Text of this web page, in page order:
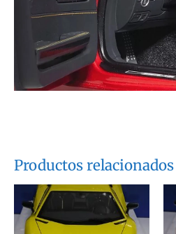
Productos relacionados